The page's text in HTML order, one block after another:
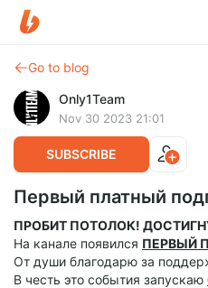
Go to blog
Only1Team
Nov 30 2023 21:01
SUBSCRIBE
Первый платный
ПРОБИТ ПОТОЛОК!
На канале появился ПЕРВЫЙ
От души благодарю за
В честь это события запускаю